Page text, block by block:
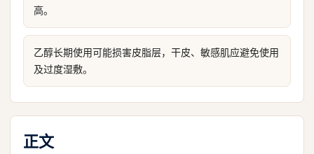
高。
乙醇长期使用可能损害皮脂层，干皮、敏感肌应避免使用
及过度湿敷。
正文